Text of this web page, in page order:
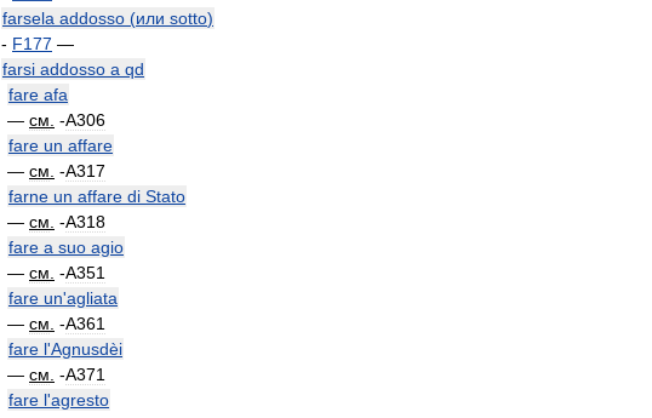
farsela addosso (или sotto)
- F177 —
farsi addosso a qd
fare afa
— см -A306
fare un affare
— см -A317
farne un affare di Stato
— см -A318
fare a suo agio
— см -A351
fare un'agliata
— см -A361
fare l'Agnusdèi
— см -A371
fare l'agresto